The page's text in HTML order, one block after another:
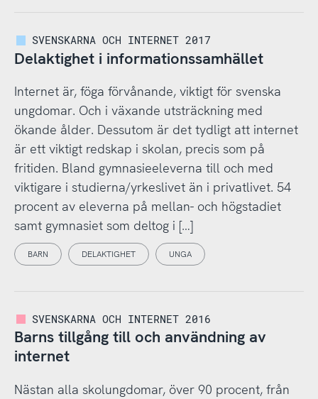
SVENSKARNA OCH INTERNET 2017
Delaktighet i informationssamhället
Internet är, föga förvånande, viktigt för svenska
ungdomar. Och i växande utsträckning med
ökande ålder. Dessutom är det tydligt att internet
är ett viktigt redskap i skolan, precis som på
fritiden. Bland gymnasieeleverna till och med
viktigare i studierna/yrkeslivet än i privatlivet. 54
procent av eleverna på mellan- och högstadiet
samt gymnasiet som deltog i […]
BARN DELAKTIGHET UNGA
SVENSKARNA OCH INTERNET 2016
Barns tillgång till och användning av
internet
Nästan alla skolungdomar, över 90 procent, från